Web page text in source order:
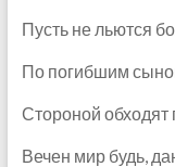
Пусть не льются
По погибшим
Стороной обходят
Вечен мир будь,